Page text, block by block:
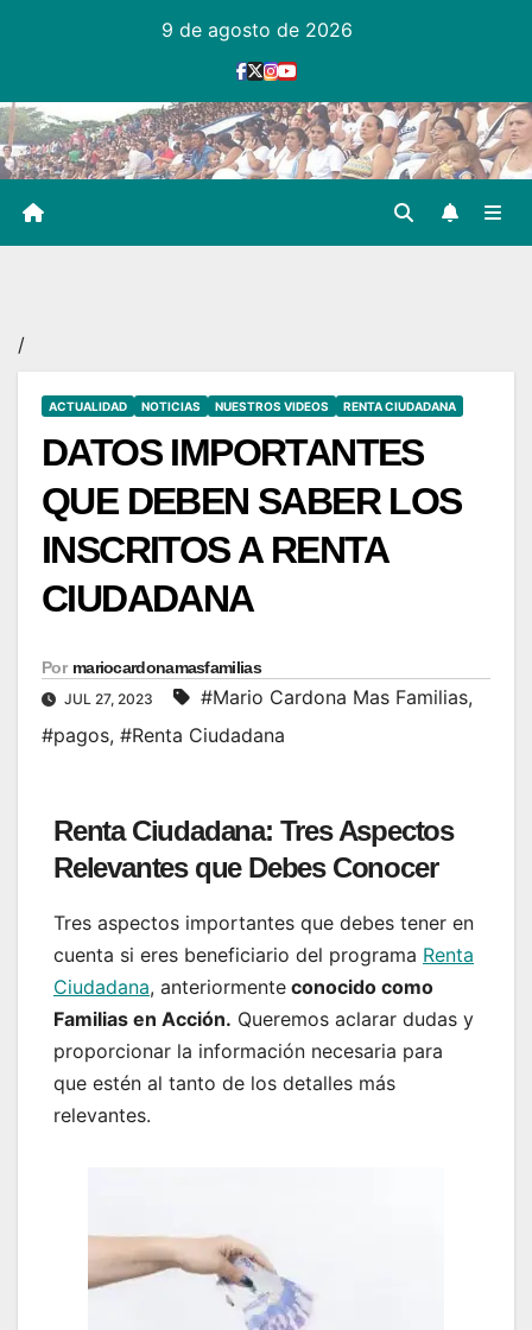
9 de agosto de 2026
/
ACTUALIDAD NOTICIAS NUESTROS VIDEOS RENTA CIUDADANA
DATOS IMPORTANTES
QUE DEBEN SABER LOS
INSCRITOS A RENTA
CIUDADANA
Por mariocardonamasfamilias
JUL 27, 2023 #Mario Cardona Mas Familias,
#pagos, #Renta Ciudadana
Renta Ciudadana: Tres Aspectos
Relevantes que Debes Conocer
Tres aspectos importantes que debes tener en
cuenta si eres beneficiario del programa Renta
Ciudadana, anteriormente conocido como
Familias en Acción. Queremos aclarar dudas y
proporcionar la información necesaria para
que estén al tanto de los detalles más
relevantes.